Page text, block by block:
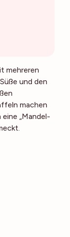
mehreren
und den
machen
„Mandel-